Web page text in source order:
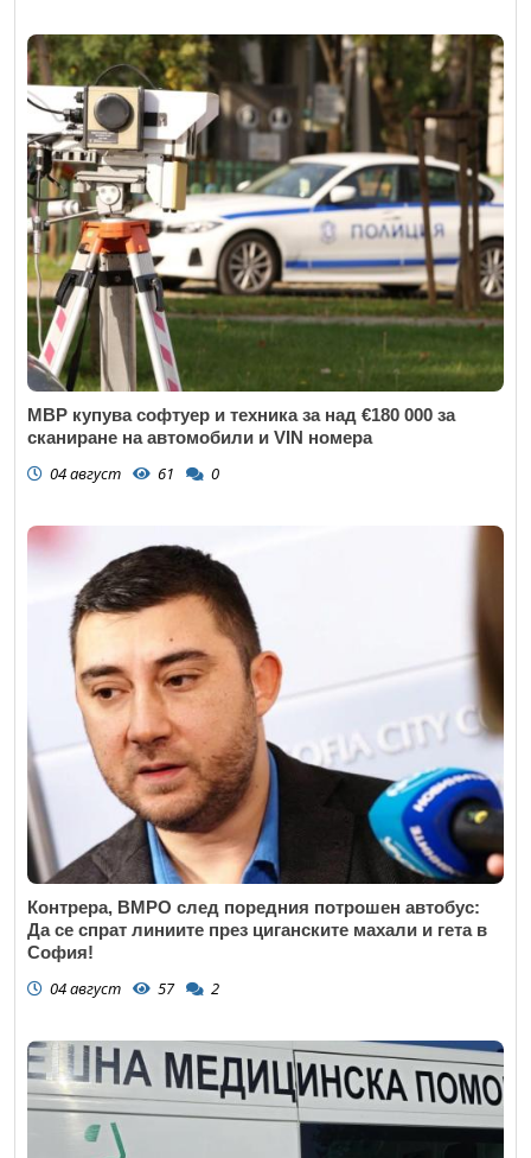
МВР купува софтуер и техника за над €180 000 за
сканиране на автомобили и VIN номера
04 август 61 0
Контрера, ВМРО след поредния потрошен автобус:
Да се спрат линиите през циганските махали и гета в
София!
04 август 57 2